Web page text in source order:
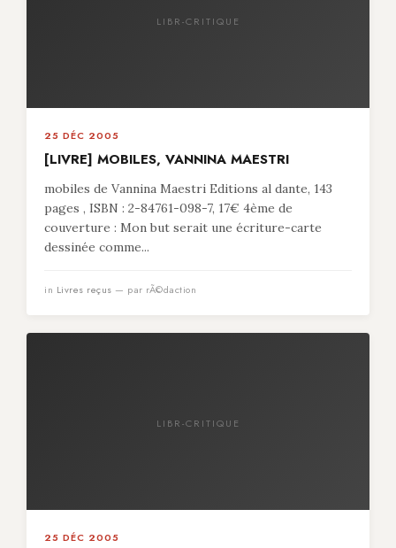
LIBR-CRITIQUE
25 DÉC 2005
[LIVRE] MOBILES, VANNINA MAESTRI
mobiles de Vannina Maestri Editions al dante, 143
pages , ISBN : 2-84761-098-7, 17€ 4ème de
couverture : Mon but serait une écriture-carte
dessinée comme...
in Livres reçus — par rÃ©daction
LIBR-CRITIQUE
25 DÉC 2005